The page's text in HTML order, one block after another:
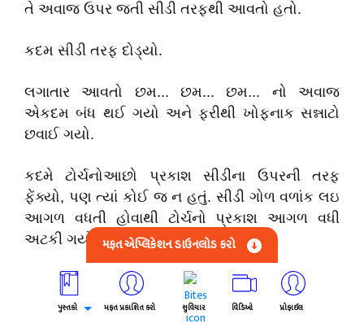
તે અવાજ ઉપર જતી સીડી તરફથી આવતો હતો.
કદમ સીડી તરફ દોડ્યો.
લગાતાર આવતો છમ... છમ... છમ... નો અવાજ
એકદમ બંધ થઈ ગયો અને ફરીથી ખોફનાક સન્નાટો
છવાઈ ગયો.
કદમે ટોર્ચનોઆછો પ્રકાશ સીડીના ઉપરની તરફ
ફેંક્યો, પણ ત્યાં કોઈ જ ન હતું. સીડી ગોળ વળાંક લઇ
આગળ વધતી હોવાથી ટોર્ચનો પ્રકાશ આગળ વધી
અટકી ગયો.
ટપ... ટપ... ટપ... એકાએક ફરીથી સીડીના વળાંક પર
કોઈના ચાલવાનો અવાજ આવવા લાગ્યો.
મફત એપ્લિકેશન ડાઉનલોડ કરો
પુસ્તકો મફત પ્રકાશિત કરો સુવિચાર વિડિઓ પ્રોફાઈલ